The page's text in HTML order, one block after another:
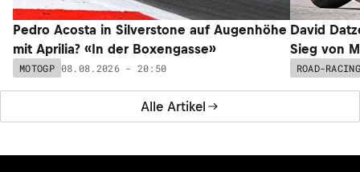
Alle Artikel
Pedro Acosta in Silverstone auf Augenhöhe
mit Aprilia? «In der Boxengasse»
MOTOGP 08.08.2026 - 20:50
David
Sieg von
ROAD-RACING